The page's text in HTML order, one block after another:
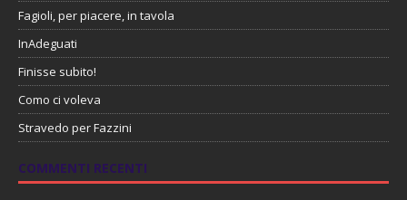
Fagioli, per piacere, in tavola
InAdeguati
Finisse subito!
Como ci voleva
Stravedo per Fazzini
COMMENTI RECENTI